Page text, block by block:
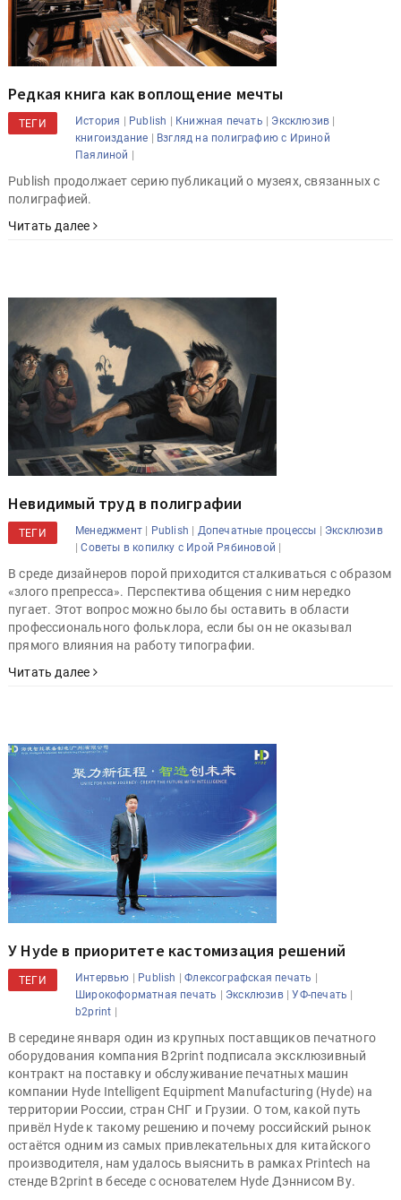
Редкая книга как воплощение мечты
ТЕГИ История | Publish | Книжная печать | Эксклюзив |
книгоиздание | Взгляд на полиграфию с Ириной
Паялиной |
Publish продолжает серию публикаций о музеях, связанных с
полиграфией.
Читать далее
Невидимый труд в полиграфии
ТЕГИ Менеджмент | Publish | Допечатные процессы | Эксклюзив
|Советы в копилку с Ирой Рябиновой |
В среде дизайнеров порой приходится сталкиваться с образом
«злого препресса». Перспектива общения с ним нередко
пугает. Этот вопрос можно было бы оставить в области
профессионального фольклора, если бы он не оказывал
прямого влияния на работу типографии.
Читать далее
У Hyde в приоритете кастомизация решений
ТЕГИ Интервью | Publish |Флексографская печать |
Широкоформатная печать | Эксклюзив|УФ-печать |
b2print |
В середине января один из крупных поставщиков печатного
оборудования компания B2print подписала эксклюзивный
контракт на поставку и обслуживание печатных машин
компании Hyde Intelligent Equipment Manufacturing (Hyde) на
территории России, стран СНГ и Грузии. О том, какой путь
привёл Hyde к такому решению и почему российский рынок
остаётся одним из самых привлекательных для китайского
производителя, нам удалось выяснить в рамках Printech на
стенде B2print в беседе с основателем Hyde Дэннисом Ву.